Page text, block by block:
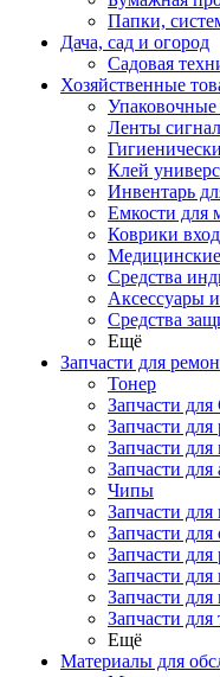
Папки,
Дача, сад и огород
Садовая
Хозяйственные
Ленты
Клей
Инвентарь
Емкости для
Коврики
Средства
Аксессуары
Средства
Ещё
Запчасти для
Тонер
Запчасти
Запчасти для
Запчасти
Запчасти для
Чипы
Запчасти
Запчасти для
Запчасти
Запчасти
Запчасти для
Запчасти для
Ещё
Материалы для